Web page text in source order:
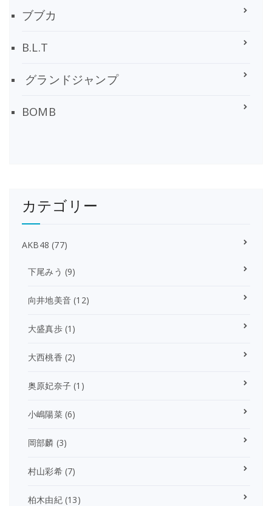
ブブカ
B.L.T
グランドジャンプ
BOMB
カテゴリー
AKB48 (77)
下尾みう (9)
向井地美音 (12)
大盛真歩(1)
大西桃香 (2)
奥原妃奈子 (1)
小嶋陽菜(6)
岡部麟 (3)
村山彩希(7)
柏木由紀(13)